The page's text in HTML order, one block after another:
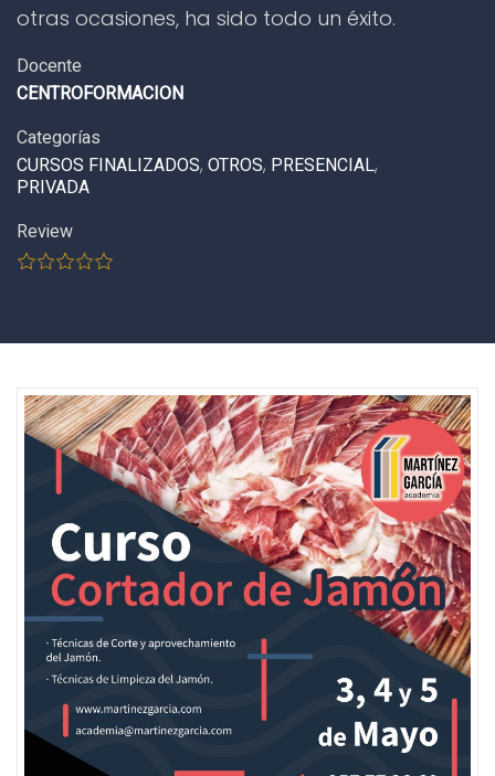
otras ocasiones, ha sido todo un éxito.
Docente
CENTROFORMACION
Categorías
CURSOS FINALIZADOS, OTROS, PRESENCIAL,
PRIVADA
Review